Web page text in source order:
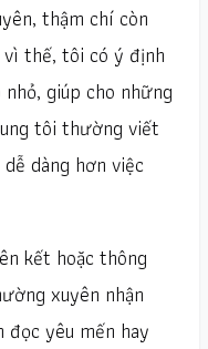
thậm chí còn
thế, tôi có ý định
giúp cho những
tôi thường viết
dàng hơn việc
kết hoặc thông
xuyên nhận
yêu mến hay